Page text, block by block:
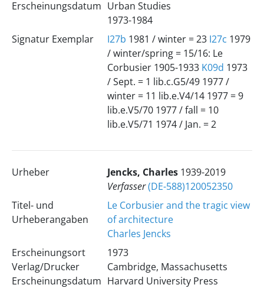
Erscheinungsdatum Urban Studies
1973-1984
Signatur Exemplar
I27b 1981 / winter = 23 I27c 1979
/ winter/spring = 15/16: Le
Corbusier 1905-1933 K09d 1973
/ Sept. = 1 lib.c.G5/49 1977 /
winter = 11 lib.e.V4/14 1977 = 9
lib.e.V5/70 1977 / fall = 10
lib.e.V5/71 1974 / Jan. = 2
Urheber Jencks, Charles 1939-2019
Verfasser(DE-588)120052350
Titel- und
Urheberangaben
Le Corbusier and the tragic view
of architecture
Charles Jencks
Erscheinungsort
Verlag/Drucker
Erscheinungsdatum
1973
Cambridge, Massachusetts
Harvard University Press